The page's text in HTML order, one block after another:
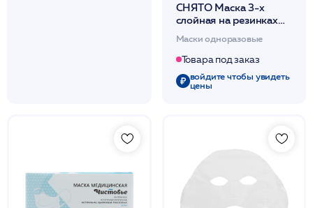
СНЯТО Маска 3-х
слойная на резинках
100 шт/уп (черная) /
Чистовье
Маски одноразовые
Товара под заказ
войдите чтобы увидеть
цены